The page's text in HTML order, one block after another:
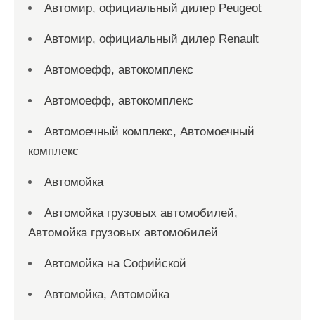
Автомир, официальный дилер Peugeot
Автомир, официальный дилер Renault
Автомоефф, автокомплекс
Автомоефф, автокомплекс
Автомоечный комплекс, Автомоечный
комплекс
Автомойка
Автомойка грузовых автомобилей,
Автомойка грузовых автомобилей
Автомойка на Софийской
Автомойка, Автомойка